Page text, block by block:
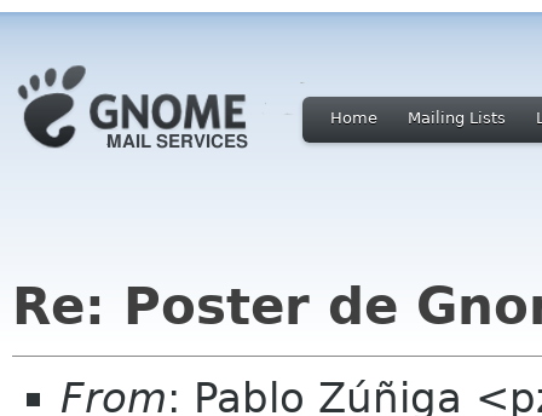
Home Mailing Lists
Re: Poster de
From: Pablo Zúñiga